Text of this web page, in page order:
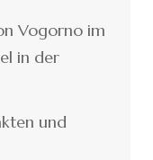
Vogorno im
in der
und